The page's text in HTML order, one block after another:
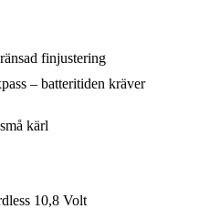
finjustering
– batteritiden kräver
kärl
10,8 Volt